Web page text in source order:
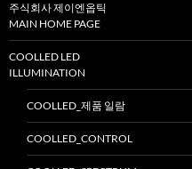
주식회사 제이엔옵틱
MAIN HOME PAGE
COOLLED LED
ILLUMINATION
COOLLED_제품 일람
COOLLED_CONTROL